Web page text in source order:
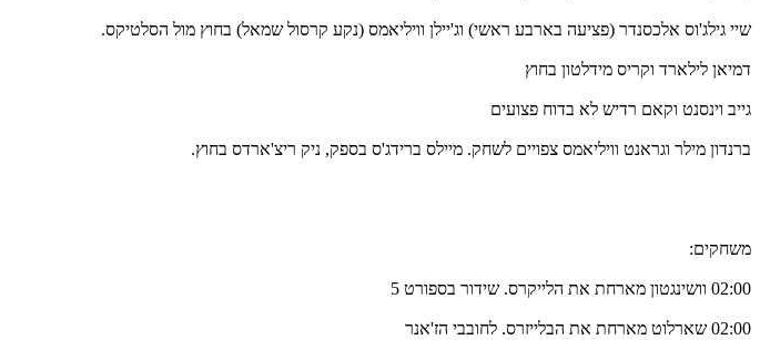
שיי גילג'וס אלכסנדר (פציעה בארבע ראשי) וג'יילן וויליאמס (נקע קרסול שמאל) בחוץ מול הסלטיקס.
דמיאן לילארד וקריס מידלטון בחוץ
גייב וינסנט וקאם רדיש לא בדוח פצועים
ברנדון מילר וגראנט וויליאמס צפויים לשחק. מיילס ברידג'ס בספק, ניק ריצ'ארדס בחוץ.
משחקים:
02:00 וושינגטון מארחת את הלייקרס. שידור בספורט 5
02:00 שארלוט מארחת את הבלייזרס. לחובבי הז'אנר